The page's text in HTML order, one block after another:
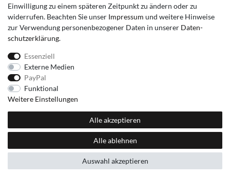
Einwilligung zu einem späteren Zeitpunkt zu ändern oder zu
widerrufen. Beachten Sie unser Impressum und weitere Hinweise
zur Verwendung personenbezogener Daten in unserer Daten­
schutz­erklärung.
Essenziell
Externe Medien
PayPal
Funktional
Weitere Einstellungen
Alle akzeptieren
Alle ablehnen
Auswahl akzeptieren